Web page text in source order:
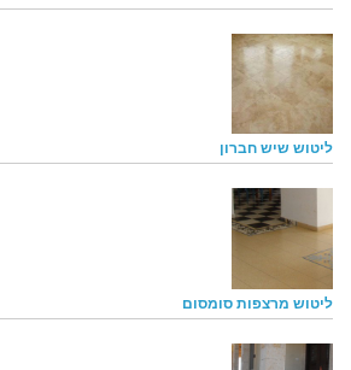
ליטוש שיש חברון
ליטוש מרצפות סומסום